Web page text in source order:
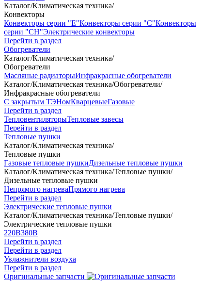
Каталог/Климатическая техника/
Конвекторы
Конвекторы серии "Е"Конвекторы серии "С"Конвекторы
серии "СН"Электрические конвекторы
Перейти в раздел
Обогреватели
Каталог/Климатическая техника/
Обогреватели
Масляные радиаторыИнфракрасные обогреватели
Каталог/Климатическая техника/Обогреватели/
Инфракрасные обогреватели
С закрытым ТЭНомКварцевыеГазовые
Перейти в раздел
ТепловентиляторыТепловые завесы
Перейти в раздел
Тепловые пушки
Каталог/Климатическая техника/
Тепловые пушки
Газовые тепловые пушкиДизельные тепловые пушки
Каталог/Климатическая техника/Тепловые пушки/
Дизельные тепловые пушки
Непрямого нагреваПрямого нагрева
Перейти в раздел
Электрические тепловые пушки
Каталог/Климатическая техника/Тепловые пушки/
Электрические тепловые пушки
220В380В
Перейти в раздел
Перейти в раздел
Увлажнители воздуха
Перейти в раздел
Оригинальные запчасти